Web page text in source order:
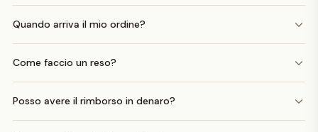
Quando arriva il mio ordine?
Come faccio un reso?
Posso avere il rimborso in denaro?